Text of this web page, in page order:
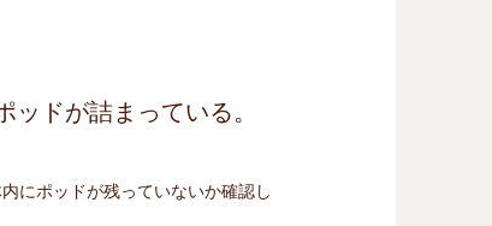
ドが詰まっている。
にポッドが残っていないか確認し